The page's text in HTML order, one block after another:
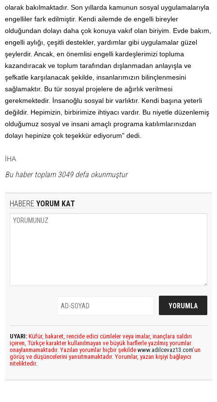
olarak bakılmaktadır. Son yıllarda kamunun sosyal uygulamalarıyla
engelliler fark edilmiştir. Kendi ailemde de engelli bireyler
olduğundan dolayı daha çok konuya vakıf olan biriyim. Evde bakım,
engelli aylığı, çeşitli destekler, yardımlar gibi uygulamalar güzel
şeylerdir. Ancak, en önemlisi engelli kardeşlerimizi topluma
kazandıracak ve toplum tarafından dışlanmadan anlayışla ve
şefkatle karşılanacak şekilde, insanlarımızın bilinçlenmesini
sağlamaktır. Bu tür sosyal projelere de ağırlık verilmesi
gerekmektedir. İnsanoğlu sosyal bir varlıktır. Kendi başına yeterli
değildir. Hepimizin, birbirimize ihtiyacı vardır. Bu niyetle düzenlemiş
olduğumuz sosyal ve insani amaçlı programa katılımlarınızdan
dolayı hepinize çok teşekkür ediyorum" dedi.
İHA
Bu haber toplam 3049 defa okunmuştur
HABERE YORUM KAT
UYARI: Küfür, hakaret, rencide edici cümleler veya imalar, inançlara saldırı
içeren, Türkçe karakter kullanılmayan ve büyük harflerle yazılmış yorumlar
onaylanmamaktadır. Yazılan yorumlar hiçbir şekilde www.adilcevaz13.com’un
görüş ve düşüncelerini yansıtmamaktadır. Yorumlar, yazan kişiyi bağlayıcı
niteliktedir.